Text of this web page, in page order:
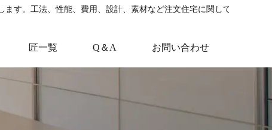
す。工法、性能、費用、設計、素材など注文住宅に関して役立つ
匠一覧 Q＆A お問い合わせ